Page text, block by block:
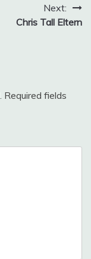
Next:
Chris Tall Eltern
Required fields